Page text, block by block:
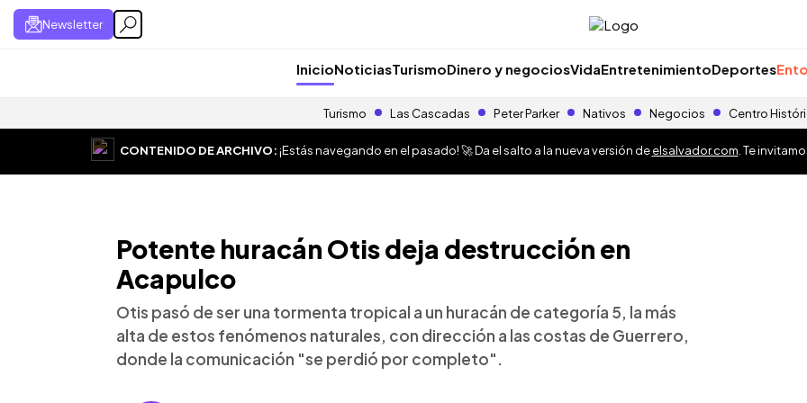
Newsletter
InicioNoticiasTurismoDinero y negociosVidaEntretenimientoDeportes
Turismo Las Cascadas Peter Parker Nativos Negocios Centro
CONTENIDO DE ARCHIVO:¡Estás navegando en el pasado! 🚀 Da el salto a la nueva versión deelsalvador.com . Te
Potente huracán Otis deja destrucción en
Acapulco
Otis pasó de ser una tormenta tropical a un huracán de categoría 5, la más
alta de estos fenómenos naturales, con dirección a las costas de Guerrero,
donde la comunicación "se perdió por completo".